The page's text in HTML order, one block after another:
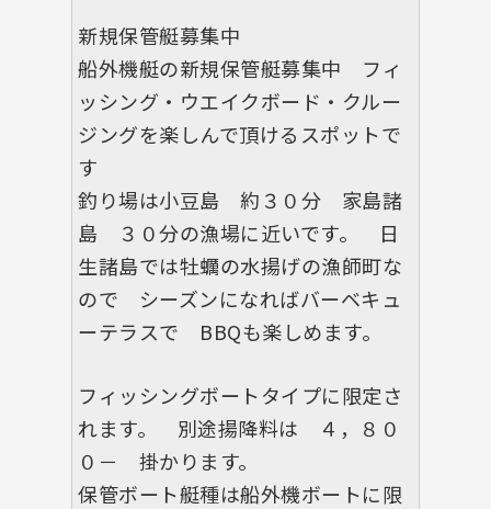
新規保管艇募集中
船外機艇の新規保管艇募集中 フィ
ッシング・ウエイクボード・クルー
ジングを楽しんで頂けるスポットで
す
釣り場は小豆島 約３０分 家島諸
島 ３０分の漁場に近いです。 日
生諸島では牡蠣の水揚げの漁師町な
ので シーズンになればバーベキュ
ーテラスで BBQも楽しめます。
フィッシングボートタイプに限定さ
れます。 別途揚降料は ４，８０
０－ 掛かります。
保管ボート艇種は船外機ボートに限